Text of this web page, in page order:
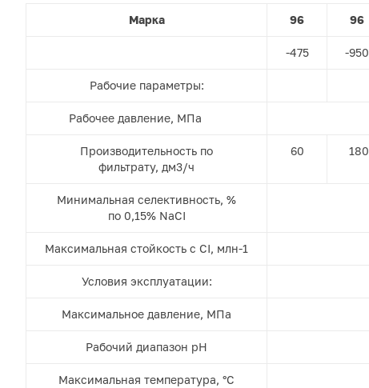
Марка 96 96
-475 -950
Рабочие параметры:
Рабочее давление, МПа
Производительность по
фильтрату, дм3/ч
60 180
Минимальная селективность, %
по 0,15% NaCI
Максимальная стойкость с CI, млн-1
Условия эксплуатации:
Максимальное давление, МПа
Рабочий диапазон pH
Максимальная температура, °С